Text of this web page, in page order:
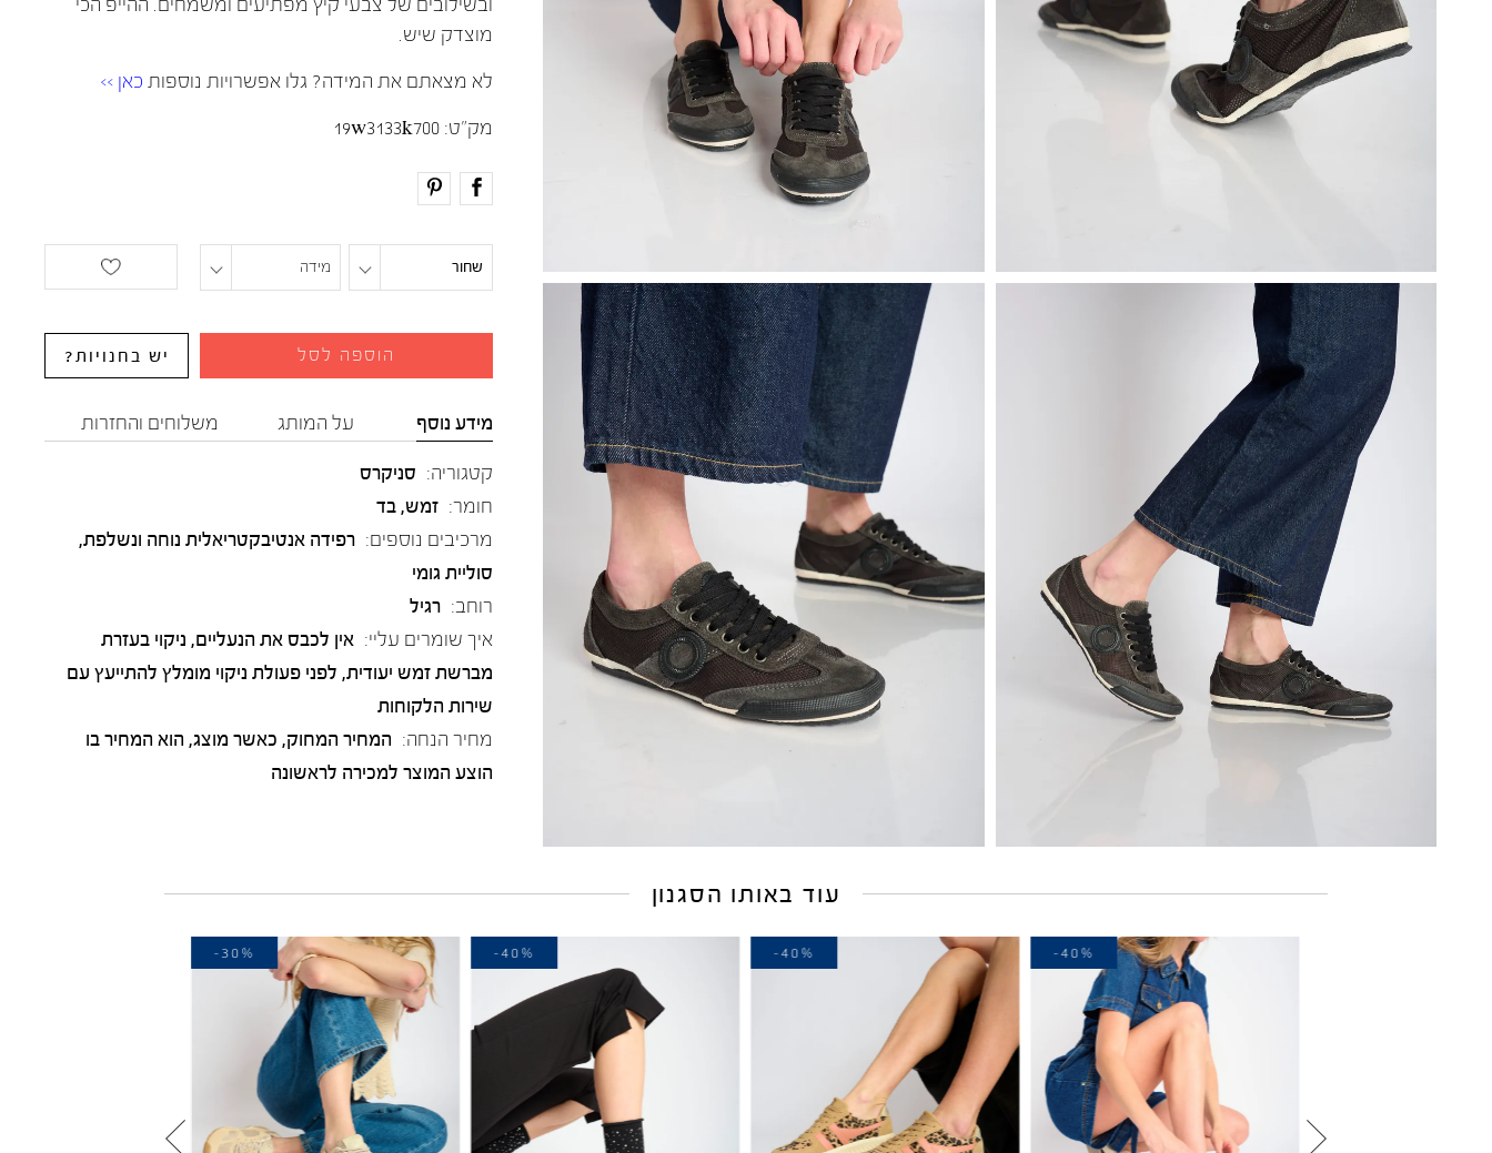
ברפוט
גרביים
נעליים טבעוניות
נעלי ברפוט
מוצדק שיש.
לא מצאתם את המידה? גלו אפשרויות נוספות כאן >>
מק"ט: 19w3133k700
שחור מידה
הוספה לסל יש בחנויות?
מידע נוסף על המותג משלוחים והחזרות
קטגוריה: סניקרס
חומר: זמש, בד
מרכיבים נוספים: רפידה אנטיבקטריאלית נוחה ונשלפת,
סוליית גומי
רוחב: רגיל
איך שומרים עליי: אין לכבס את הנעליים, ניקוי בעזרת
מברשת זמש יעודית, לפני פעולת ניקוי מומלץ להתייעץ עם
שירות הלקוחות
מחיר הנחה: המחיר המחוק, כאשר מוצג, הוא המחיר בו
הוצע המוצר למכירה לראשונה
עוד באותו הסגנון
-40%
-40%
-40%
-30%